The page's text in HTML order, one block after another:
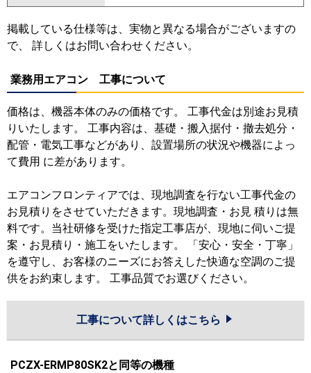
掲載している仕様等は、実物と異なる場合がございますの
で、 詳しくはお問い合わせください。
業務用エアコン 工事について
価格は、機器本体のみの価格です。 工事代金は別途お見積
りいたします。 工事内容は、基礎・搬入据付・撤去処分・
配管・電気工事などがあり、設置場所の状況や機器によっ
て費用 に差があります。
エアコンフロンティアでは、現地調査を行ない工事代金の
お見積りをさせていただきます。現地調査・お見 積りは無
料です。当社研修を受けた指定工事店が、現地に伺いご提
案・お見積り・施工をいたします。 「安心・安全・丁寧」
を遵守し、お客様のニーズにお答えした快適な空調のご提
供をお約束します。 工事品質でお選びください。
工事について詳しくはこちら
PCZX-ERMP80SK2と同等の機種